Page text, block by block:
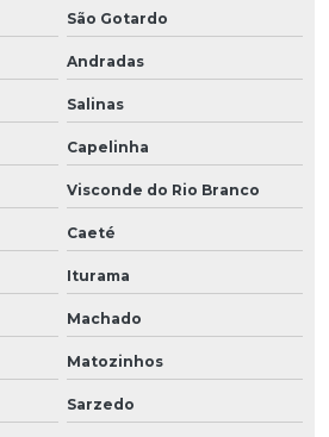
São Gotardo
Andradas
Salinas
Capelinha
Visconde do Rio Branco
Caeté
Iturama
Machado
Matozinhos
Sarzedo